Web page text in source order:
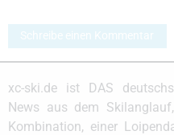
Schreibe einen Kommentar
xc-ski.de ist DAS
News aus dem
Kombination, einer